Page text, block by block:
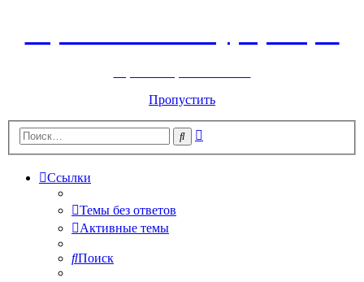
Пропустить
Поиск
Ссылки
Темы без ответов
Активные темы
Поиск